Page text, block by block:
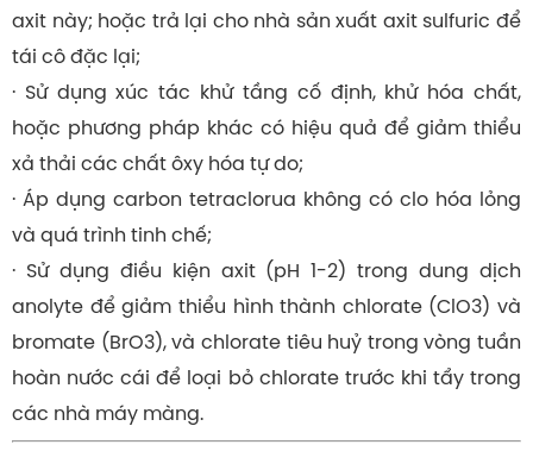
axit này; hoặc trả lại cho nhà sản xuất axit sulfuric để
tái cô đặc lại;
· Sử dụng xúc tác khử tầng cố định, khử hóa chất,
hoặc phương pháp khác có hiệu quả để giảm thiểu
xả thải các chất ôxy hóa tự do;
· Áp dụng carbon tetraclorua không có clo hóa lỏng
và quá trình tinh chế;
· Sử dụng điều kiện axit (pH 1-2) trong dung dịch
anolyte để giảm thiểu hình thành chlorate (ClO3) và
bromate (BrO3), và chlorate tiêu huỷ trong vòng tuần
hoàn nước cái để loại bỏ chlorate trước khi tẩy trong
các nhà máy màng.